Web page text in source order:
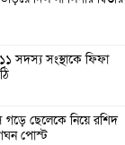
সদস্য সংস্থাকে ফিফা
গড়ে ছেলেকে নিয়ে রশিদ
পোস্ট